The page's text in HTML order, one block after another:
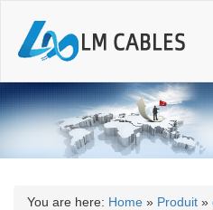
You are here: Home » Produit »